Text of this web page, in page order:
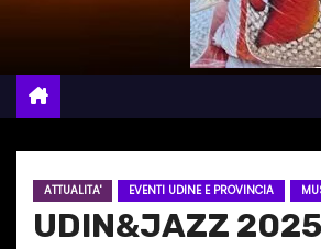
ATTUALITA' EVENTI UDINE E PROVINCIA
UDIN&JAZZ